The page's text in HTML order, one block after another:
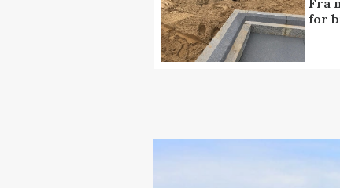
Fra
for